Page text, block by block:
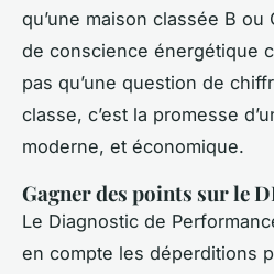
qu’une maison classée B
de conscience énergétique
pas qu’une question de
classe, c’est la promesse
moderne, et économique.
Gagner des points sur le
Le Diagnostic de
en compte les déperditions